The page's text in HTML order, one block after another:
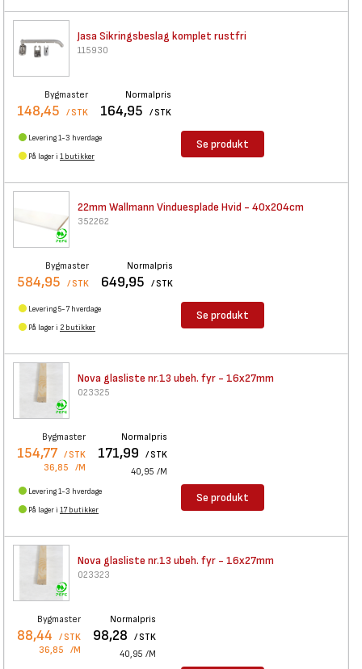
Jasa Sikringsbeslag komplet rustfri
115930
Bygmaster
148,45 / STK
Normalpris
164,95 / STK
Levering 1-3 hverdage
På lager i 1 butikker
Se produkt
22mm Wallmann Vinduesplade Hvid - 40x204cm
352262
Bygmaster
584,95 / STK
Normalpris
649,95 / STK
Levering 5-7 hverdage
På lager i 2 butikker
Se produkt
Nova glasliste nr.13 ubeh. fyr - 16x27mm
023325
Bygmaster
154,77 / STK
36,85 /M
Normalpris
171,99 / STK
40,95 /M
Levering 1-3 hverdage
På lager i 17 butikker
Se produkt
Nova glasliste nr.13 ubeh. fyr - 16x27mm
023323
Bygmaster
88,44 / STK
36,85 /M
Normalpris
98,28 / STK
40,95 /M